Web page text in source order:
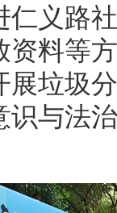
仁义路
资料等
展垃圾
识与法